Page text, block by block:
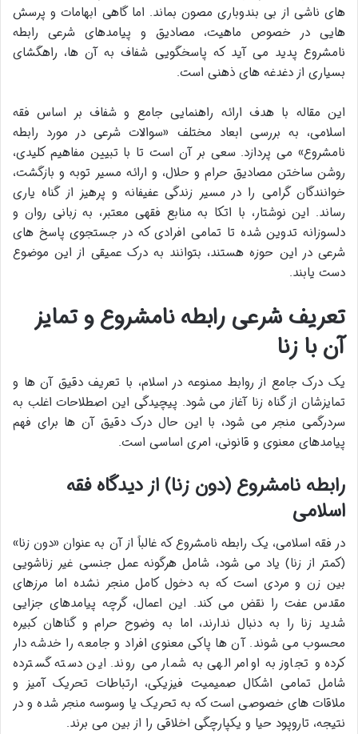
های ناشی از بی بندوباری مصون بماند. اما گاهی ابهامات و پرسش
هایی در خصوص ماهیت، مصادیق و پیامدهای شرعی رابطه
نامشروع پدید می آید که پاسخگویی شفاف به آن ها، راهگشای
بسیاری از دغدغه های ذهنی است.
این مقاله با هدف ارائه راهنمایی جامع و شفاف بر اساس فقه
اسلامی، به بررسی ابعاد مختلف «سوالات شرعی در مورد رابطه
نامشروع» می پردازد. سعی بر آن است تا با تبیین مفاهیم کلیدی،
روشن ساختن مصادیق حرام و حلال، و ارائه مسیر توبه و بازگشت،
خوانندگان گرامی را در مسیر زندگی عفیفانه و پرهیز از گناه یاری
رساند. این نوشتار، با اتکا به منابع فقهی معتبر، به زبانی روان و
دلسوزانه تدوین شده تا تمامی افرادی که در جستجوی پاسخ های
شرعی در این حوزه هستند، بتوانند به درک عمیقی از این موضوع
دست یابند.
تعریف شرعی رابطه نامشروع و تمایز
آن با زنا
یک درک جامع از روابط ممنوعه در اسلام، با تعریف دقیق آن ها و
تمایزشان از گناه زنا آغاز می شود. پیچیدگی این اصطلاحات اغلب به
سردرگمی منجر می شود، با این حال درک دقیق آن ها برای فهم
پیامدهای معنوی و قانونی، امری اساسی است.
رابطه نامشروع (دون زنا) از دیدگاه فقه
اسلامی
در فقه اسلامی، یک رابطه نامشروع که غالباً از آن به عنوان «دون زنا»
(کمتر از زنا) یاد می شود، شامل هرگونه عمل جنسی غیر زناشویی
بین زن و مردی است که به دخول کامل منجر نشده اما مرزهای
مقدس عفت را نقض می کند. این اعمال، گرچه پیامدهای جزایی
شدید زنا را به دنبال ندارند، اما به وضوح حرام و گناهان کبیره
محسوب می شوند. آن ها پاکی معنوی افراد و جامعه را خدشه دار
کرده و تجاوز به اوامر الهی به شمار می روند. این دسته گسترده
شامل تمامی اشکال صمیمیت فیزیکی، ارتباطات تحریک آمیز و
ملاقات های خصوصی است که به تحریک یا وسوسه منجر شده و در
نتیجه، تاروپود حیا و یکپارچگی اخلاقی را از بین می برند.